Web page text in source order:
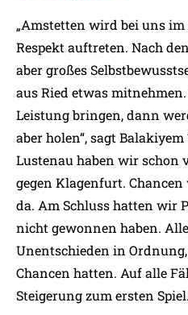
„Amstetten wird bei uns
Respekt auftreten. Nach
aber großes
aus Ried etwas
Leistung bringen, dann
aber holen“, sagt
Lustenau haben wir schon
gegen Klagenfurt.
da. Am Schluss hatten wir
nicht gewonnen haben.
Unentschieden in
Chancen hatten. Auf alle
Steigerung zum ersten